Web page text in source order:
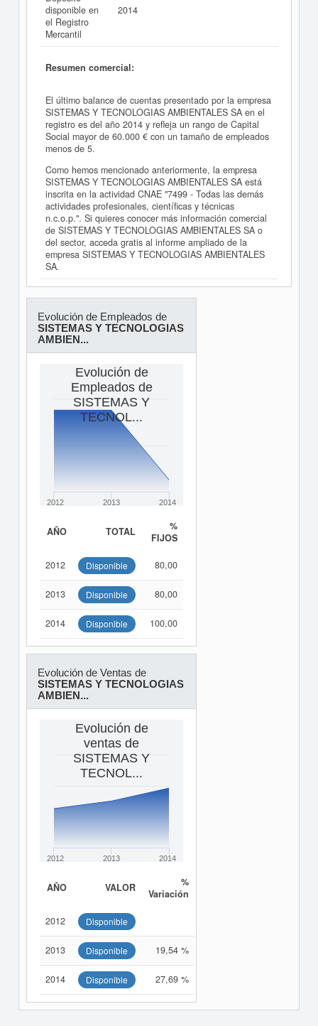
disponible en
el Registro
Mercantil
2014
Resumen comercial:
El último balance de cuentas presentado por la empresa
SISTEMAS Y TECNOLOGIAS AMBIENTALES SA en el
registro es del año 2014 y refleja un rango de Capital
Social mayor de 60.000 € con un tamaño de empleados
menos de 5.
Como hemos mencionado anteriormente, la empresa
SISTEMAS Y TECNOLOGIAS AMBIENTALES SA está
inscrita en la actividad CNAE "7499 - Todas las demás
actividades profesionales, científicas y técnicas
n.c.o.p.". Si quieres conocer más información comercial
de SISTEMAS Y TECNOLOGIAS AMBIENTALES SA o
del sector, acceda gratis al informe ampliado de la
empresa SISTEMAS Y TECNOLOGIAS AMBIENTALES
SA.
Evolución de Empleados de
SISTEMAS Y TECNOLOGIAS
AMBIEN...
Evolución de
Empleados de
SISTEMAS Y
TECNOL...
2012 2013 2014
AÑO TOTAL
%
FIJOS
2012 Disponible 80,00
2013 Disponible 80,00
2014 Disponible 100,00
Evolución de Ventas de
SISTEMAS Y TECNOLOGIAS
AMBIEN...
Evolución de
ventas de
SISTEMAS Y
TECNOL...
2012 2013 2014
AÑO VALOR
%
Variación
2012 Disponible
2013 Disponible 19,54 %
2014 Disponible 27,69 %